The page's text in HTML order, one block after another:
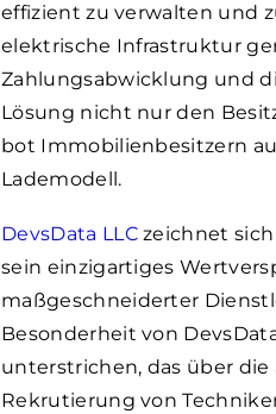
effizient zu verwalten und
elektrische Infrastruktur
Zahlungsabwicklung und
Lösung nicht nur den
bot Immobilienbesitzern
Lademodell.
DevsData LLCzeichnet sich
sein einzigartiges
maßgeschneiderter
Besonderheit von
unterstrichen, das über
Rekrutierung von